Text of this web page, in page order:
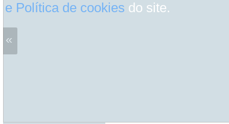
e Política de cookies do site.
«